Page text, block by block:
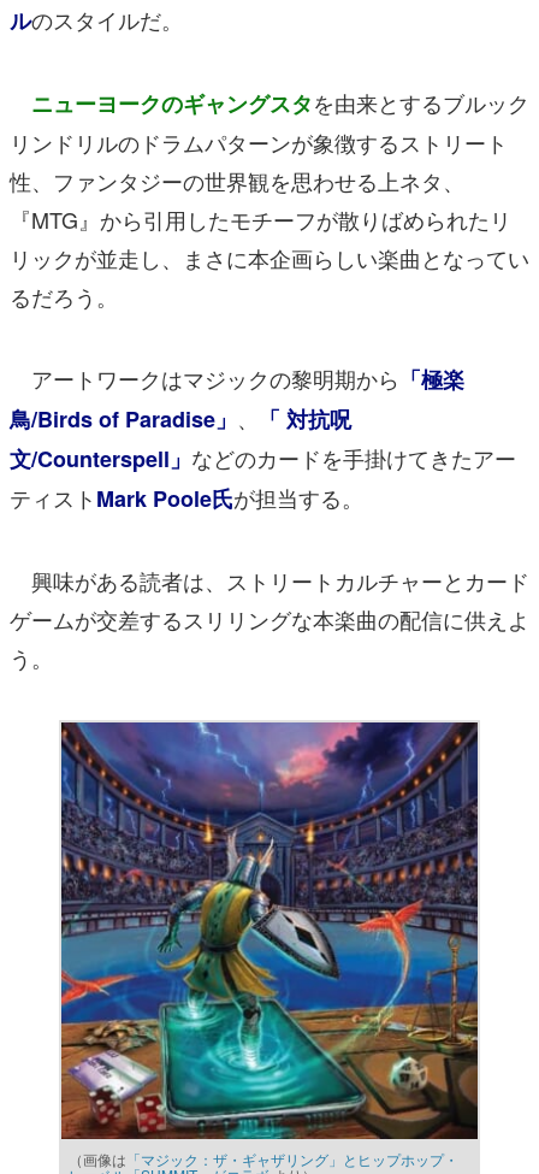
ルのスタイルだ。
ニューヨークのギャングスタを由来とするブルック
リンドリルのドラムパターンが象徴するストリート
性、 ファンタジーの世界観を思わせる上ネタ、
『MTG』から引用したモチーフが散りばめられたリ
リックが並走し、まさに本企画らしい楽曲となってい
るだろう。
アートワークはマジックの黎明期から 「極楽
鳥/Birds of Paradise」 、
「 対抗呪
文/Counterspell」 などのカードを手掛けてきたアー
ティストMark Poole氏が担当する。
興味がある読者は、ストリートカルチャーとカード
ゲームが交差するスリリングな本楽曲の配信に供えよ
う。
（画像は 「マジック：ザ・ギャザリング」とヒップホップ・